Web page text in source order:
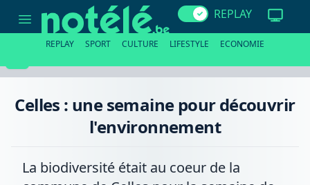
l'environnement
REPLAY
REPLAY SPORT CULTURE LIFESTYLE ECONOMIE
Celles : une semaine pour découvrir
l'environnement
La biodiversité était au coeur de la